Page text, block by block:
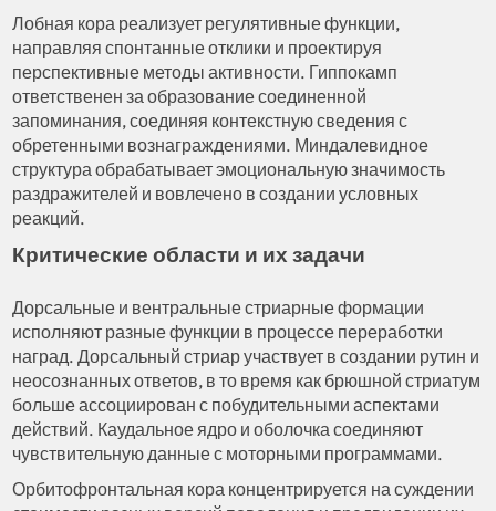
Лобная кора реализует регулятивные функции,
направляя спонтанные отклики и проектируя
перспективные методы активности. Гиппокамп
ответственен за образование соединенной
запоминания, соединяя контекстную сведения с
обретенными вознаграждениями. Миндалевидное
структура обрабатывает эмоциональную значимость
раздражителей и вовлечено в создании условных
реакций.
Критические области и их задачи
Дорсальные и вентральные стриарные формации
исполняют разные функции в процессе переработки
наград. Дорсальный стриар участвует в создании рутин и
неосознанных ответов, в то время как брюшной стриатум
больше ассоциирован с побудительными аспектами
действий. Каудальное ядро и оболочка соединяют
чувствительную данные с моторными программами.
Орбитофронтальная кора концентрируется на суждении